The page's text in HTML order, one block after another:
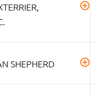
SHEPHERD